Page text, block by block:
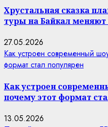
Хрустальная сказка
туры на Байкал меняют
27.05.2026
Как устроен современный
формат стал популярен
Как устроен
почему этот формат
13.05.2026